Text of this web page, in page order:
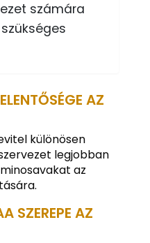
számára
AZ
különösen
legjobban
az
SZEREPE AZ